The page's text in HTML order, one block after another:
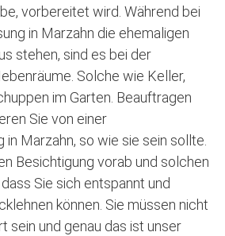
vorbereitet wird. Während bei
in Marzahn die ehemaligen
stehen, sind es bei der
Solche wie Keller,
im Garten. Beauftragen
Sie von einer
in Marzahn, so wie sie sein sollte.
Besichtigung vorab und solchen
Sie sich entspannt und
können. Sie müssen nicht
sein und genau das ist unser